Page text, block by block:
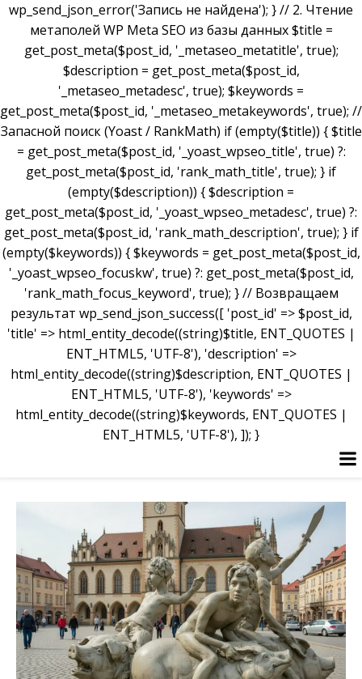
wp_send_json_error('Запись не найдена'); } // 2. Чтение
метаполей WP Meta SEO из базы данных $title =
get_post_meta($post_id, '_metaseo_metatitle', true);
$description = get_post_meta($post_id,
'_metaseo_metadesc', true); $keywords =
get_post_meta($post_id, '_metaseo_metakeywords', true); //
Запасной поиск (Yoast / RankMath) if (empty($title)) { $title
= get_post_meta($post_id, '_yoast_wpseo_title', true) ?:
get_post_meta($post_id, 'rank_math_title', true); } if
(empty($description)) { $description =
get_post_meta($post_id, '_yoast_wpseo_metadesc', true) ?:
get_post_meta($post_id, 'rank_math_description', true); } if
(empty($keywords)) { $keywords = get_post_meta($post_id,
'_yoast_wpseo_focuskw', true) ?: get_post_meta($post_id,
'rank_math_focus_keyword', true); } // Возвращаем
результат wp_send_json_success([ 'post_id' => $post_id,
'title' => html_entity_decode((string)$title, ENT_QUOTES |
ENT_HTML5, 'UTF-8'), 'description' =>
html_entity_decode((string)$description, ENT_QUOTES |
ENT_HTML5, 'UTF-8'), 'keywords' =>
html_entity_decode((string)$keywords, ENT_QUOTES |
ENT_HTML5, 'UTF-8'), ]); }